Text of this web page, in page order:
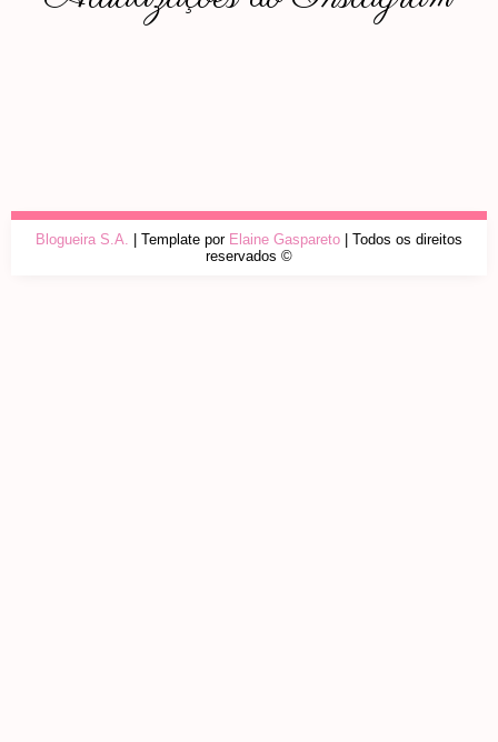
Blogueira S.A. | Template por Elaine Gaspareto | Todos os direitos
reservados ©